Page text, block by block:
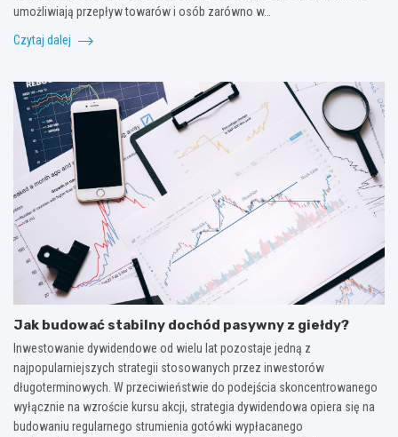
umożliwiają przepływ towarów i osób zarówno w…
Czytaj dalej
Jak budować stabilny dochód pasywny z giełdy?
Inwestowanie dywidendowe od wielu lat pozostaje jedną z
najpopularniejszych strategii stosowanych przez inwestorów
długoterminowych. W przeciwieństwie do podejścia skoncentrowanego
wyłącznie na wzroście kursu akcji, strategia dywidendowa opiera się na
budowaniu regularnego strumienia gotówki wypłacanego